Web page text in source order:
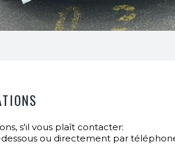
s'il vous plaît contacter:
ou directement par